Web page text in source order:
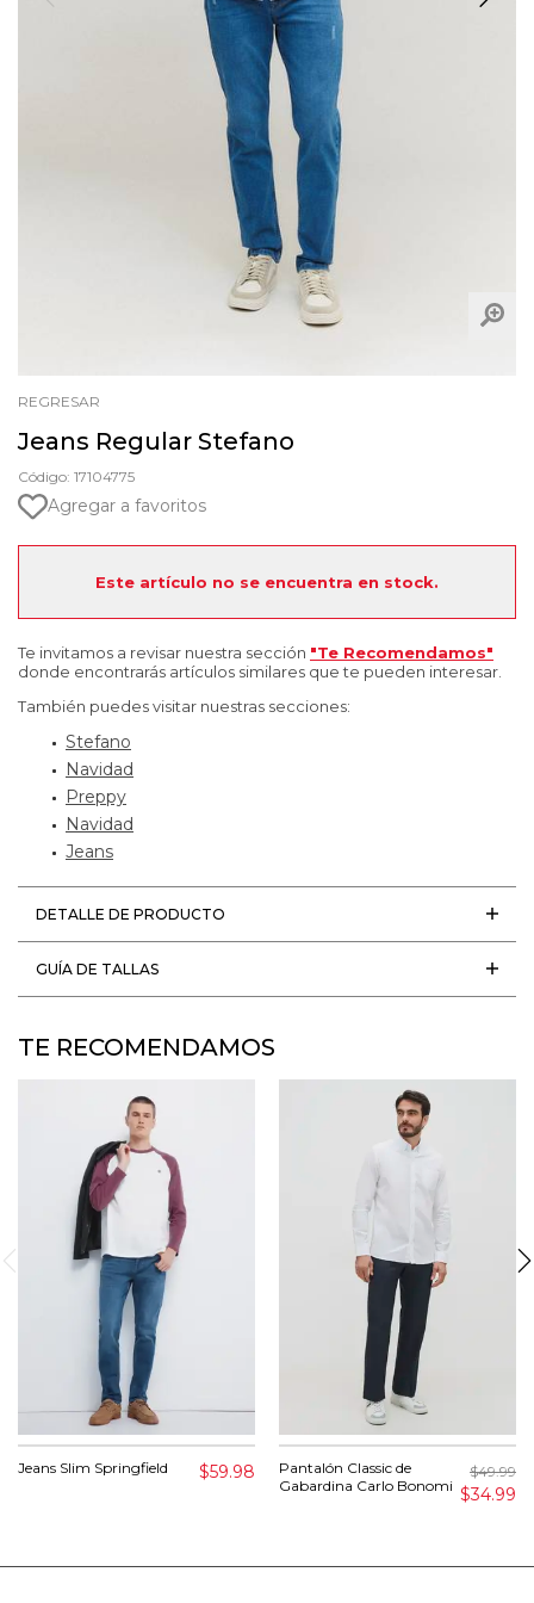
REGRESAR
Jeans Regular Stefano
Código: 17104775
Agregar a favoritos
Este artículo no se encuentra en stock.
Te invitamos a revisar nuestra sección "Te Recomendamos"
donde encontrarás artículos similares que te pueden interesar.
También puedes visitar nuestras secciones:
Stefano
Navidad
Preppy
Navidad
Jeans
DETALLE DE PRODUCTO
GUÍA DE TALLAS
TE RECOMENDAMOS
Jeans Slim Springfield $59.98
Pantalón Classic de
Gabardina Carlo Bonomi
$49.99
$34.99